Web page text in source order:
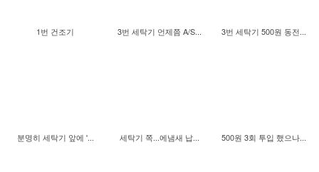
1번 건조기 3번 세탁기 언제쯤 A/S... 3번 세탁기 500원 동전...
분명히 세탁기 앞에 '... 세탁기 쪽...에냄새 납... 500원 3회 투입 했으나...